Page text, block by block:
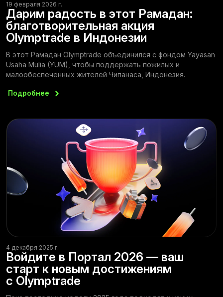
19 февраля 2026 г.
Дарим радость в этот Рамадан:
благотворительная акция
Olymptrade в Индонезии
В этот Рамадан Olymptrade объединился с фондом Yayasan
Usaha Mulia (YUM), чтобы поддержать пожилых и
малообеспеченных жителей Чипанаса, Индонезия.
Подробнее
4 декабря 2025 г.
Войдите в Портал 2026 — ваш
старт к новым достижениям
с Olymptrade